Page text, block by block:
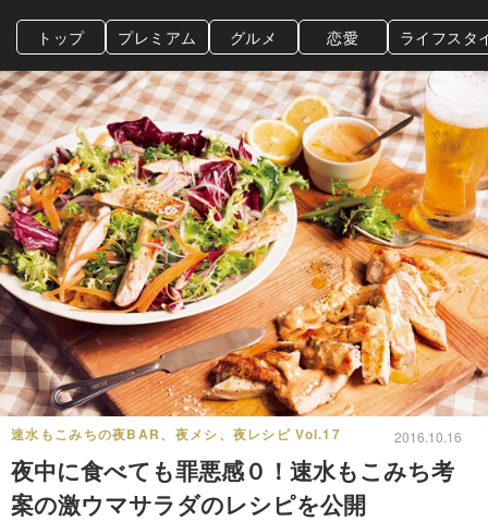
トップ プレミアム グルメ 恋愛 ライフスタ
速水もこみちの夜BAR、夜メシ、夜レシピ Vol.17 2016.10.16
夜中に食べても罪悪感０！速水もこみち考
案の激ウマサラダのレシピを公開